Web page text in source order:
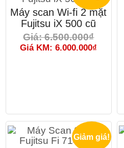
Máy scan Wi-fi 2 mặt
Fujitsu iX 500 cũ
Giá: 6.500.000₫
Giá KM: 6.000.000₫
Giảm giá!